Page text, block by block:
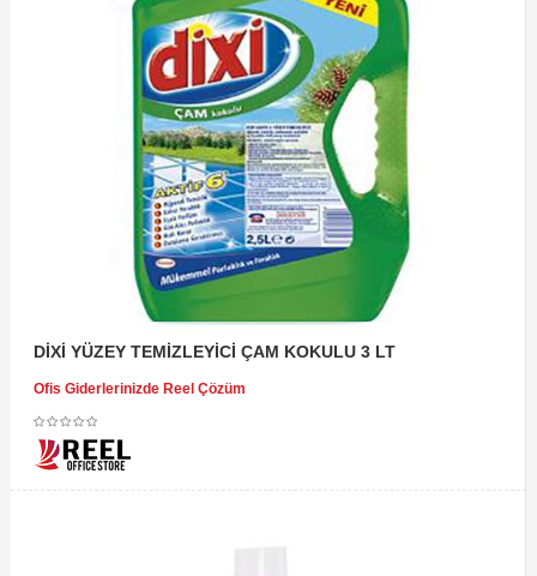
DİXİ YÜZEY TEMİZLEYİCİ ÇAM KOKULU 3 LT
Ofis Giderlerinizde Reel Çözüm